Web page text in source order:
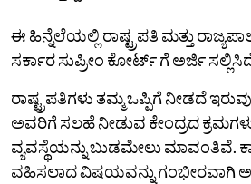
ಈ ಹಿನ್ನೆಲೆಯಲ್ಲಿ ರಾಷ್ಟ್ರಪತಿ ಮತ್ತು
ಸರ್ಕಾರ ಸುಪ್ರೀಂ ಕೋರ್ಟ್ ಗೆ ಅರ್ಜಿ
ರಾಷ್ಟ್ರಪತಿಗಳು ತಮ್ಮ ಒಪ್ಪಿಗೆ ನೀಡದೆ
ಅವರಿಗೆ ಸಲಹೆ ನೀಡುವ ಕೇಂದ್ರದ
ವ್ಯವಸ್ಥೆಯನ್ನು ಬುಡಮೇಲು ಮಾವಂತಿವೆ.
ವಹಿಸಲಾದ ವಿಷಯವನ್ನು ಗಂಭೀರವಾಗಿ